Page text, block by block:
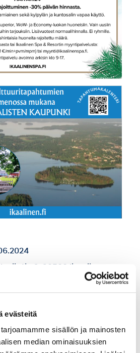
evästeitä
sisällön ja mainosten
median ominaisuuksien
2, 39500 Ikaalinen
Ajo-ohje